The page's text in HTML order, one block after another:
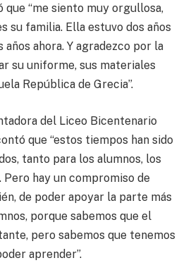
que “me siento muy orgullosa,
su familia. Ella estuvo dos años
ahora. Y agradezco por la
su uniforme, sus materiales
República de Grecia”.
del Liceo Bicentenario
que “estos tiempos han sido
tanto para los alumnos, los
Pero hay un compromiso de
de poder apoyar la parte más
porque sabemos que el
pero sabemos que tenemos
aprender”.